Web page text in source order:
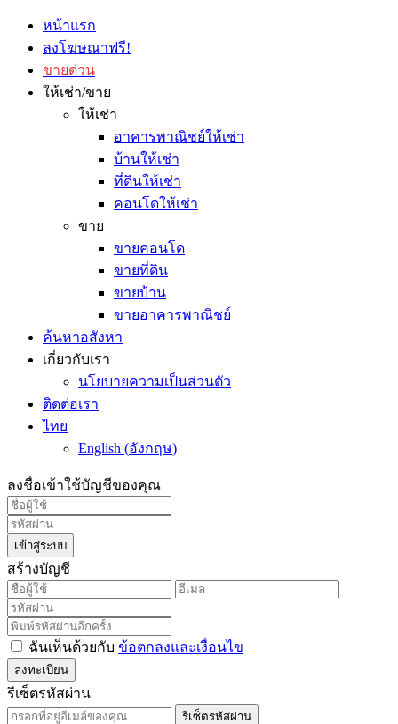
หน้าแรก
ลงโฆษณาฟรี!
ขายด่วน
ให้เช่า/ขาย
ให้เช่า
อาคารพาณิชย์ให้เช่า
บ้านให้เช่า
ที่ดินให้เช่า
คอนโดให้เช่า
ขาย
ขายคอนโด
ขายที่ดิน
ขายบ้าน
ขายอาคารพาณิชย์
ค้นหาอสังหา
เกี่ยวกับเรา
นโยบายความเป็นส่วนตัว
ติดต่อเรา
ไทย
English (อังกฤษ)
ลงชื่อเข้าใช้บัญชีของคุณ
เข้าสู่ระบบ
สร้างบัญชี
ฉันเห็นด้วยกับ ข้อตกลงและเงื่อนไข
ลงทะเบียน
รีเซ็ตรหัสผ่าน
รีเซ็ตรหัสผ่าน